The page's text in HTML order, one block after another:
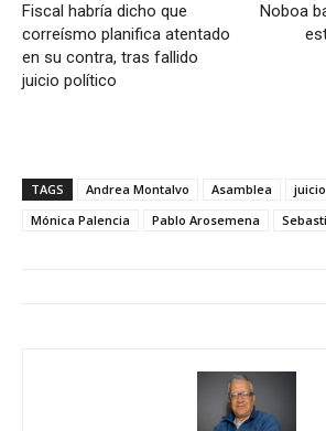
Fiscal habría dicho que
correísmo planifica atentado
en su contra, tras fallido
juicio político
Noboa
TAGS Andrea Montalvo Asamblea
Mónica Palencia
Pablo Arosemena